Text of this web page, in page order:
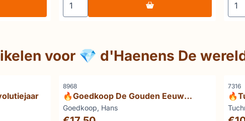
voor 💎 d'Haenens De
Artikelnummer
8968
🔥Goedkoop De Gouden Eeuw
proeftuin van onze wereld
Merk:
Goedkoop, Hans
Prijs: 17,50
7316